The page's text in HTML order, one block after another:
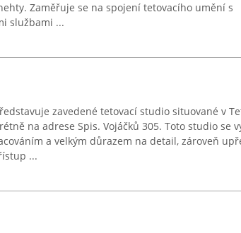
Zaměřuje se na spojení tetovacího umění s
službami ...
zavedené tetovací studio situované v
na adrese Spis. Vojáčků 305. Toto studio se
a velkým důrazem na detail, zároveň
...